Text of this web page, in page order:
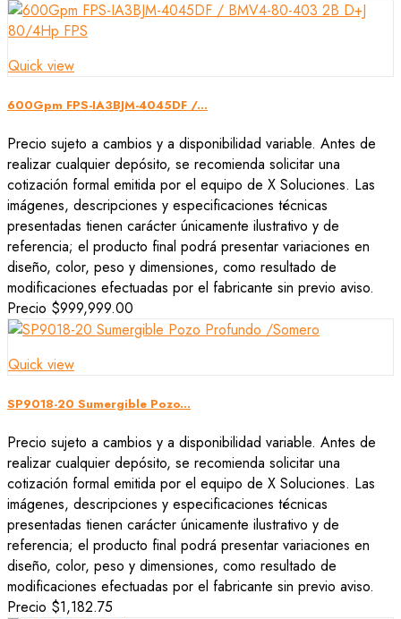
Quick view
600Gpm FPS-IA3BJM-4045DF /...
Precio sujeto a cambios y a disponibilidad variable. Antes de
realizar cualquier depósito, se recomienda solicitar una
cotización formal emitida por el equipo de X Soluciones. Las
imágenes, descripciones y especificaciones técnicas
presentadas tienen carácter únicamente ilustrativo y de
referencia; el producto final podrá presentar variaciones en
diseño, color, peso y dimensiones, como resultado de
modificaciones efectuadas por el fabricante sin previo aviso.
Precio $999,999.00
Quick view
SP9018-20 Sumergible Pozo...
Precio sujeto a cambios y a disponibilidad variable. Antes de
realizar cualquier depósito, se recomienda solicitar una
cotización formal emitida por el equipo de X Soluciones. Las
imágenes, descripciones y especificaciones técnicas
presentadas tienen carácter únicamente ilustrativo y de
referencia; el producto final podrá presentar variaciones en
diseño, color, peso y dimensiones, como resultado de
modificaciones efectuadas por el fabricante sin previo aviso.
Precio $1,182.75